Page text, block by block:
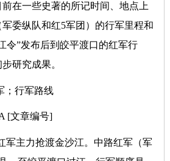
在一些史著的所记时间、地点上
委纵队和红5军团）的行军里程和
令”发布后到皎平渡口的红军行
研究成果。
；行军路线
[文章编号]
军主力抢渡金沙江。中路红军（军